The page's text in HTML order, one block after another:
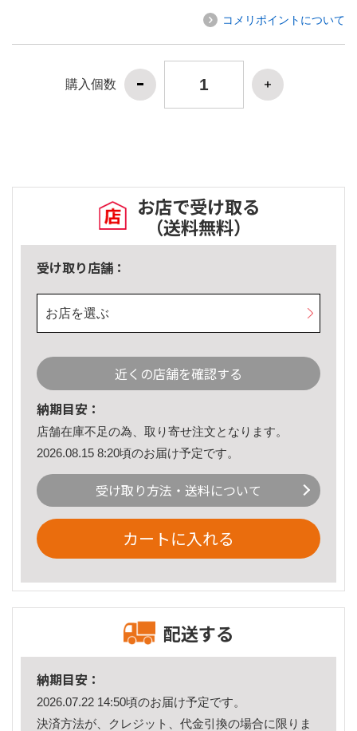
コメリポイントについて
購入個数
お店で受け取る
（送料無料）
受け取り店舗：
お店を選ぶ
近くの店舗を確認する
納期目安：
店舗在庫不足の為、取り寄せ注文となります。
2026.08.15 8:20頃のお届け予定です。
受け取り方法・送料について
カートに入れる
配送する
納期目安：
2026.07.22 14:50頃のお届け予定です。
決済方法が、クレジット、代金引換の場合に限りま